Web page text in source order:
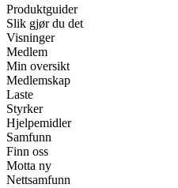
Produktguider
Slik gjør du det
Visninger
Medlem
Min oversikt
Medlemskap
Laste
Styrker
Hjelpemidler
Samfunn
Finn oss
Motta ny
Nettsamfunn